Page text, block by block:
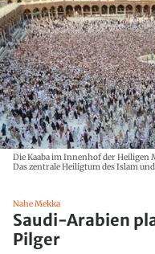
Die Kaaba im Innenhof der Heiligen
Das zentrale Heiligtum des Islam
Nahe Mekka
Saudi-Arabien
Pilger